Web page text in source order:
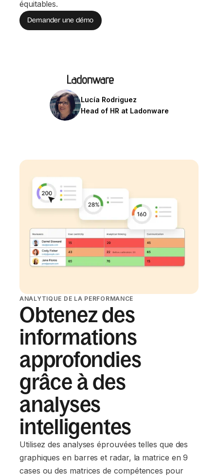
équitables.
Demander une démo
Lucía Rodriguez
Head of HR at Ladonware
ANALYTIQUE DE LA PERFORMANCE
Obtenez des
informations
approfondies
grâce à des
analyses
intelligentes
Utilisez des analyses éprouvées telles que des
graphiques en barres et radar, la matrice en 9
cases ou des matrices de compétences pour